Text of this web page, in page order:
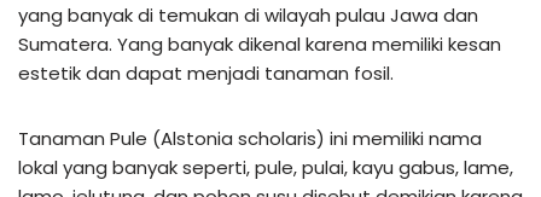
yang banyak di temukan di wilayah pulau Jawa dan
Sumatera. Yang banyak dikenal karena memiliki kesan
estetik dan dapat menjadi tanaman fosil.
Tanaman Pule (Alstonia scholaris) ini memiliki nama
lokal yang banyak seperti, pule, pulai, kayu gabus, lame,